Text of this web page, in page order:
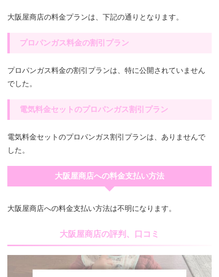
大阪屋商店の料金プランは、下記の通りとなります。
プロパンガス料金の割引プラン
プロパンガス料金の割引プランは、特に公開されていません
でした。
電気料金セットのプロパンガス割引プラン
電気料金セットのプロパンガス割引プランは、ありませんで
した。
大阪屋商店への料金支払い方法
大阪屋商店への料金支払い方法は不明になります。
大阪屋商店の評判、口コミ